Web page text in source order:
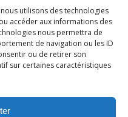
utilisons des technologies
accéder aux informations des
nous permettra de
de navigation ou les ID
ou de retirer son
sur certaines caractéristiques
forhan.com